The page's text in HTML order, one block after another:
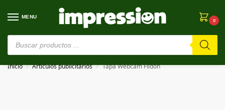
MENU
0
⚠️ Estamos en pruebas. Si algo falla, ¡Perdón!⚠️
Inicio / Artículos publicitarios / Tapa Webcam Fildon